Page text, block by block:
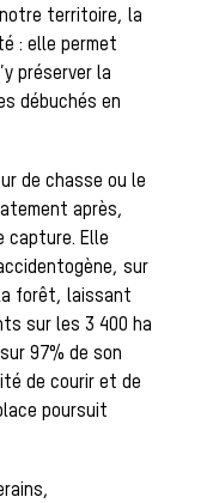
territoire, la
: elle permet
préserver la
débuchés en
de chasse ou le
après,
capture. Elle
sur
forêt, laissant
sur les 3 400 ha
97% de son
de courir et de
poursuit